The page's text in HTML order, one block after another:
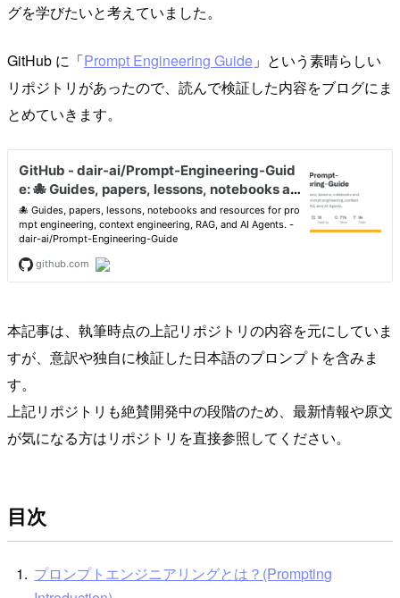
グを学びたいと考えていました。
GitHub に「Prompt Engineering Guide 」という素晴らしい
リポジトリがあったので、読んで検証した内容をブログにま
とめていきます。
本記事は、執筆時点の上記リポジトリの内容を元にしていま
すが、意訳や独自に検証した日本語のプロンプトを含みま
す。
上記リポジトリも絶賛開発中の段階のため、最新情報や原文
が気になる方はリポジトリを直接参照してください。
目次
プロンプトエンジニアリングとは？(Prompting